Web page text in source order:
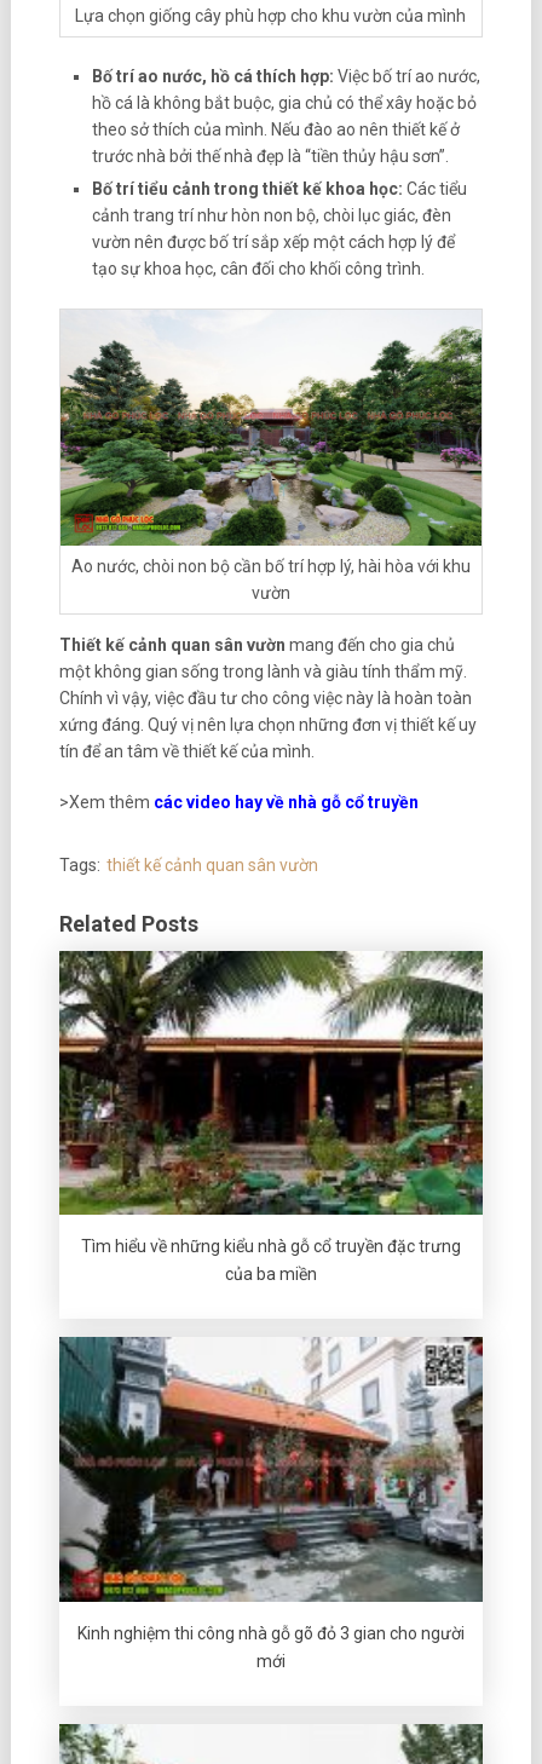
Lựa chọn giống cây phù hợp cho khu vườn của mình
Bố trí ao nước, hồ cá thích hợp: Việc bố trí ao nước,
hồ cá là không bắt buộc, gia chủ có thể xây hoặc bỏ
theo sở thích của mình. Nếu đào ao nên thiết kế ở
trước nhà bởi thế nhà đẹp là “tiền thủy hậu sơn”.
Bố trí tiểu cảnh trong thiết kế khoa học: Các tiểu
cảnh trang trí như hòn non bộ, chòi lục giác, đèn
vườn nên được bố trí sắp xếp một cách hợp lý để
tạo sự khoa học, cân đối cho khối công trình.
Ao nước, chòi non bộ cần bố trí hợp lý, hài hòa với khu
vườn
Thiết kế cảnh quan sân vườn mang đến cho gia chủ
một không gian sống trong lành và giàu tính thẩm mỹ.
Chính vì vậy, việc đầu tư cho công việc này là hoàn toàn
xứng đáng. Quý vị nên lựa chọn những đơn vị thiết kế uy
tín để an tâm về thiết kế của mình.
>Xem thêm các video hay về nhà gỗ cổ truyền
Tags: thiết kế cảnh quan sân vườn
Related Posts
Tìm hiểu về những kiểu nhà gỗ cổ truyền đặc trưng
của ba miền
Kinh nghiệm thi công nhà gỗ gõ đỏ 3 gian cho người
mới